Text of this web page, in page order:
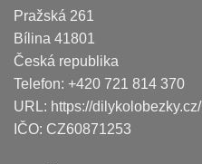
Pražská 261
Bílina 41801
Česká republika
Telefon: +420 721 814 370
URL: https://dilykolobezky.cz/
IČO: CZ60871253